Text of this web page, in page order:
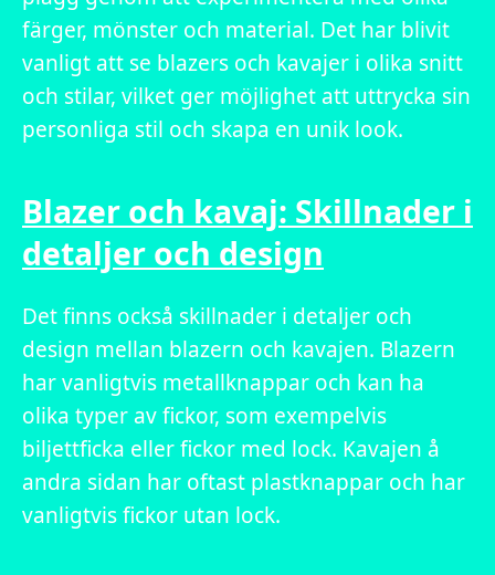
färger, mönster och material. Det har blivit
vanligt att se blazers och kavajer i olika snitt
och stilar, vilket ger möjlighet att uttrycka sin
personliga stil och skapa en unik look.
Blazer och kavaj: Skillnader i
detaljer och design
Det finns också skillnader i detaljer och
design mellan blazern och kavajen. Blazern
har vanligtvis metallknappar och kan ha
olika typer av fickor, som exempelvis
biljettficka eller fickor med lock. Kavajen å
andra sidan har oftast plastknappar och har
vanligtvis fickor utan lock.